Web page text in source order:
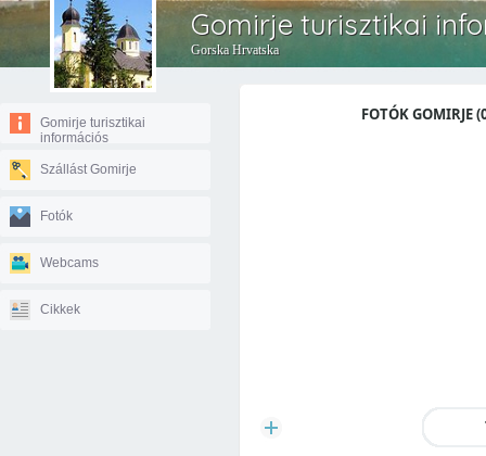
Gomirje turisztikai
Gorska Hrvatska
Gomirje turisztikai
információs
Szállást Gomirje
Fotók
Webcams
Cikkek
FOTÓK GOMIRJE